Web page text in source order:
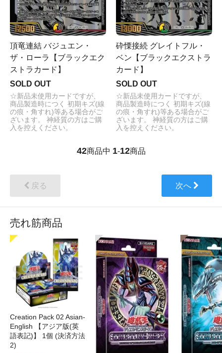
頂竜連結 バジュエン・
ザ・ローラ【ブラックエク
ストラカード】
SOLD OUT
☆新品未使用カードですが、
商品製造時につく 初期キズ(線
の痕・角すれ)等ある場合がご
ざいます。 神経質の方はご購
入を控えください。
砕慄接続 グレイトフル・
ベン【ブラックエクストラ
カード】
SOLD OUT
☆新品未使用カードですが、
商品製造時につく 初期キズ(線
の痕・角すれ)等ある場合がご
ざいます。 神経質の方はご購
入を控えください。
42商品中 1-12商品
戻る 次へ
売れ筋商品
Creation Pack 02 Asian-
English 【アジア版(英
語表記)】 1個 (決済方法
2)